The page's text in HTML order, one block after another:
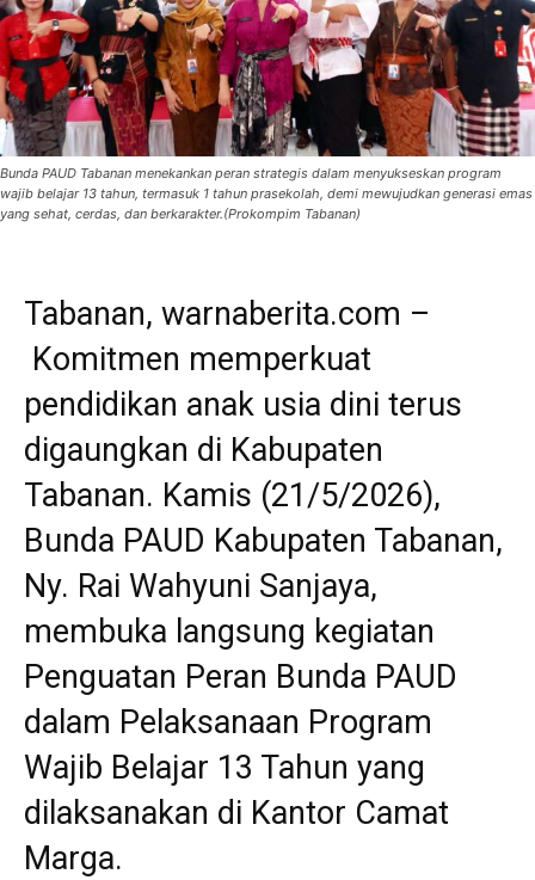
Bunda PAUD Tabanan menekankan peran strategis dalam menyukseskan program
wajib belajar 13 tahun, termasuk 1 tahun prasekolah, demi mewujudkan generasi emas
yang sehat, cerdas, dan berkarakter.(Prokompim Tabanan)
Tabanan, warnaberita.com –
Komitmen memperkuat
pendidikan anak usia dini terus
digaungkan di Kabupaten
Tabanan. Kamis (21/5/2026),
Bunda PAUD Kabupaten Tabanan,
Ny. Rai Wahyuni Sanjaya,
membuka langsung kegiatan
Penguatan Peran Bunda PAUD
dalam Pelaksanaan Program
Wajib Belajar 13 Tahun yang
dilaksanakan di Kantor Camat
Marga.